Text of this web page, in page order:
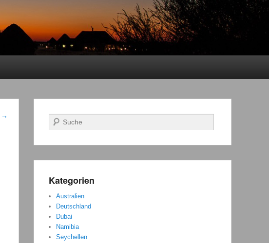
→ Suchen
Kategorien
Australien
Deutschland
Dubai
Namibia
Seychellen